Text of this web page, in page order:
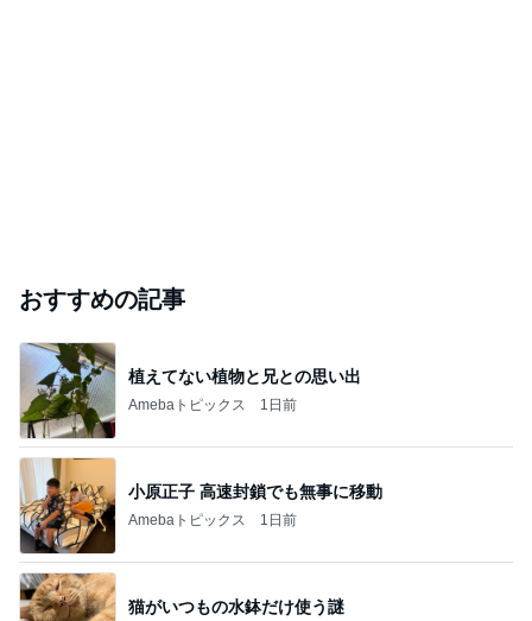
おすすめの記事
植えてない植物と兄との思い出
Amebaトピックス 1日前
小原正子 高速封鎖でも無事に移動
Amebaトピックス 1日前
猫がいつもの水鉢だけ使う謎